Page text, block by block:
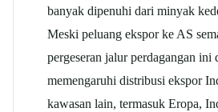
banyak dipenuhi dari minyak
Meski peluang ekspor ke AS
pergeseran jalur perdagangan ini
memengaruhi distribusi ekspor
kawasan lain, termasuk Eropa,